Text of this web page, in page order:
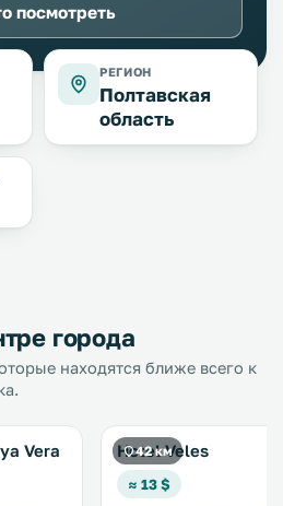
посмотреть
РЕГИОН
Полтавская
область
города
находятся ближе всего к
Vera 42 км
Hotel Veles
≈ 13 $